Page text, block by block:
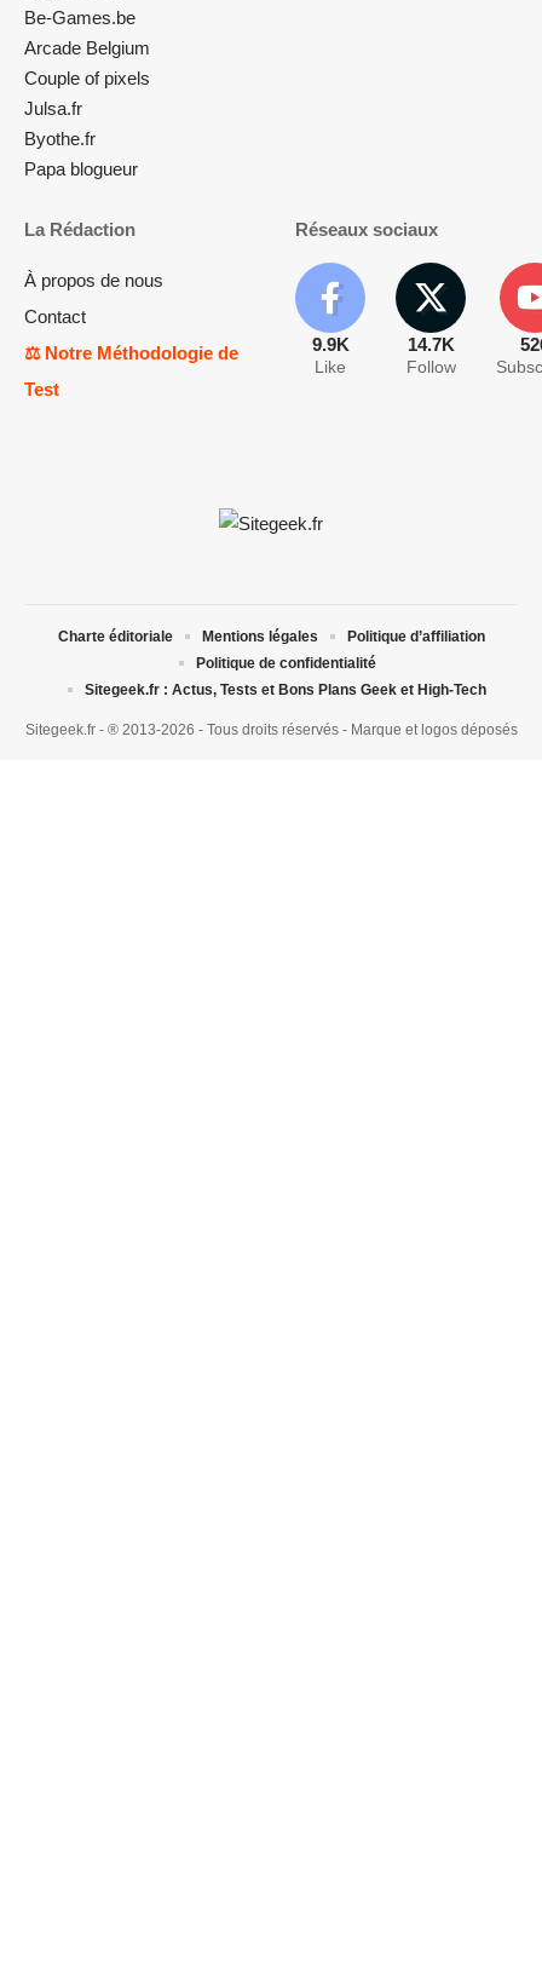
Be-Games.be
Arcade Belgium
Couple of pixels
Julsa.fr
Byothe.fr
Papa blogueur
La Rédaction
À propos de nous
Contact
⚖️ Notre Méthodologie de
Test
Réseaux sociaux
9.9K
Like
14.7K
Follow
Sitegeek.fr - ® 2013-2026 - Tous droits réservés - Marque et logos déposés
Charte éditoriale Mentions légales
Politique d’affiliation
Politique de confidentialité
Sitegeek.fr : Actus, Tests et Bons Plans Geek et High-Tech